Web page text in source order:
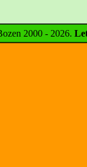
2000 - 2026.